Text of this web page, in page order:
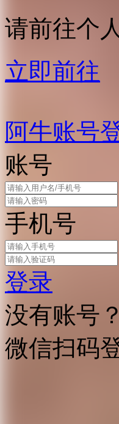
请前往个
立即前往
阿牛账号
账号
手机号
登录
没有账号？
微信扫码